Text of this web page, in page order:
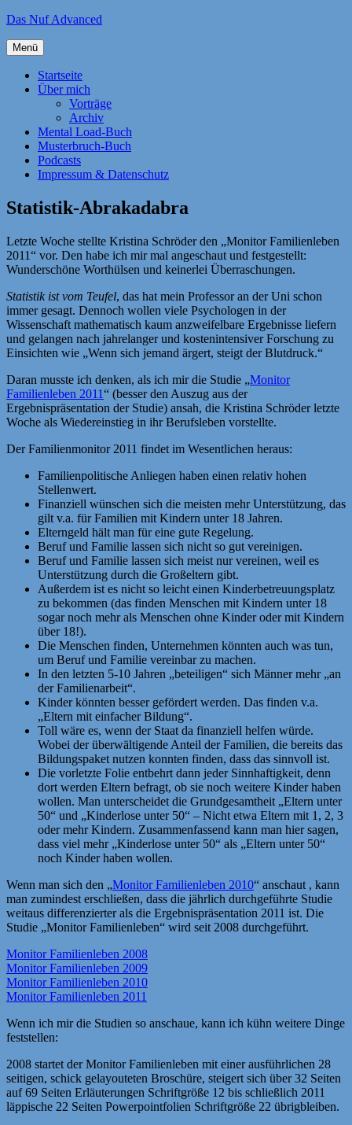
Zum
springen
Das Nuf Advanced
Menü
Startseite
Über mich
Vorträge
Archiv
Mental Load-Buch
Musterbruch-Buch
Podcasts
Impressum & Datenschutz
Statistik-Abrakadabra
Letzte Woche stellte Kristina Schröder den „Monitor Familienleben
2011“ vor. Den habe ich mir mal angeschaut und festgestellt:
Wunderschöne Worthülsen und keinerlei Überraschungen.
Statistik ist vom Teufel, das hat mein Professor an der Uni schon
immer gesagt. Dennoch wollen viele Psychologen in der
Wissenschaft mathematisch kaum anzweifelbare Ergebnisse liefern
und gelangen nach jahrelanger und kostenintensiver Forschung zu
Einsichten wie „Wenn sich jemand ärgert, steigt der Blutdruck.“
Daran musste ich denken, als ich mir die Studie „Monitor
Familienleben 2011“ (besser den Auszug aus der
Ergebnispräsentation der Studie) ansah, die Kristina Schröder letzte
Woche als Wiedereinstieg in ihr Berufsleben vorstellte.
Der Familienmonitor 2011 findet im Wesentlichen heraus:
Familienpolitische Anliegen haben einen relativ hohen
Stellenwert.
Finanziell wünschen sich die meisten mehr Unterstützung, das
gilt v.a. für Familien mit Kindern unter 18 Jahren.
Elterngeld hält man für eine gute Regelung.
Beruf und Familie lassen sich nicht so gut vereinigen.
Beruf und Familie lassen sich meist nur vereinen, weil es
Unterstützung durch die Großeltern gibt.
Außerdem ist es nicht so leicht einen Kinderbetreuungsplatz
zu bekommen (das finden Menschen mit Kindern unter 18
sogar noch mehr als Menschen ohne Kinder oder mit Kindern
über 18!).
Die Menschen finden, Unternehmen könnten auch was tun,
um Beruf und Familie vereinbar zu machen.
In den letzten 5-10 Jahren „beteiligen“ sich Männer mehr „an
der Familienarbeit“.
Kinder könnten besser gefördert werden. Das finden v.a.
„Eltern mit einfacher Bildung“.
Toll wäre es, wenn der Staat da finanziell helfen würde.
Wobei der überwältigende Anteil der Familien, die bereits das
Bildungspaket nutzen konnten finden, dass das sinnvoll ist.
Die vorletzte Folie entbehrt dann jeder Sinnhaftigkeit, denn
dort werden Eltern befragt, ob sie noch weitere Kinder haben
wollen. Man unterscheidet die Grundgesamtheit „Eltern unter
50“ und „Kinderlose unter 50“ – Nicht etwa Eltern mit 1, 2, 3
oder mehr Kindern. Zusammenfassend kann man hier sagen,
dass viel mehr „Kinderlose unter 50“ als „Eltern unter 50“
noch Kinder haben wollen.
Wenn man sich den „Monitor Familienleben 2010“ anschaut , kann
man zumindest erschließen, dass die jährlich durchgeführte Studie
weitaus differenzierter als die Ergebnispräsentation 2011 ist. Die
Studie „Monitor Familienleben“ wird seit 2008 durchgeführt.
Monitor Familienleben 2008
Monitor Familienleben 2009
Monitor Familienleben 2010
Monitor Familienleben 2011
Wenn ich mir die Studien so anschaue, kann ich kühn weitere Dinge
feststellen:
2008 startet der Monitor Familienleben mit einer ausführlichen 28
seitigen, schick gelayouteten Broschüre, steigert sich über 32 Seiten
auf 69 Seiten Erläuterungen Schriftgröße 12 bis schließlich 2011
läppische 22 Seiten Powerpointfolien Schriftgröße 22 übrigbleiben.